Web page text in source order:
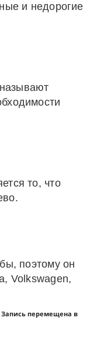
и недорогие
то, что
поэтому он
Volkswagen,
Запись перемещена в